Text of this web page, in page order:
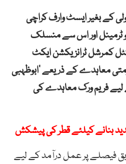
کے بغیر ایسٹ وارف کراچی
ٹرمینل اور اس سے منسلک
کمرشل ٹرانزیکشن ایکٹ
معاہدے کے ذریعے ’ابوظہبی
لیے فریم ورک معاہدے کی
بنانے کیلئے قطر کی پیشکش
فیصلے پر عمل درآمد کے لیے